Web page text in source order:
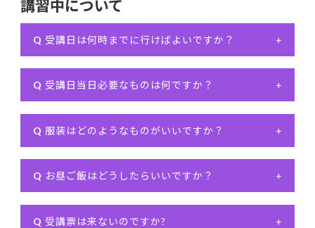
講習中について
Q 受講日は何時までに行けばよいですか？ +
Q 受講日当日必要なものは何ですか？ +
Q 服装はどのようなものがいいですか？ +
Q お昼ご飯はどうしたらいいですか？ +
Q 受講票は来ないのですか? +